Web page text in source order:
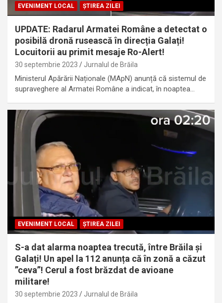
EVENIMENT LOCAL ȘTIREA ZILEI
UPDATE: Radarul Armatei Române a detectat o
posibilă dronă rusească în direcția Galați!
Locuitorii au primit mesaje Ro-Alert!
30 septembrie 2023 Jurnalul de Brăila
Ministerul Apărării Naționale (MApN) anunță că sistemul de
supraveghere al Armatei Române a indicat, în noaptea…
EVENIMENT LOCAL ȘTIREA ZILEI
S-a dat alarma noaptea trecută, între Brăila și
Galați! Un apel la 112 anunța că în zonă a căzut
”ceva”! Cerul a fost brăzdat de avioane
militare!
30 septembrie 2023 Jurnalul de Brăila